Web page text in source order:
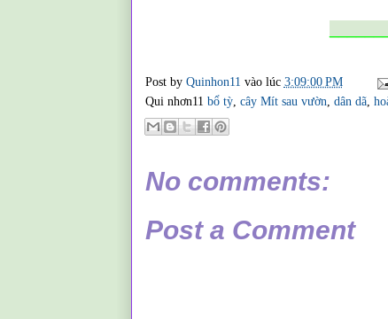
Post by Quinhon11 vào lúc 3:09:00 PM
Qui nhơn11 bổ tỳ, cây Mít sau vườn, dân dã,
No comments:
Post a Comment